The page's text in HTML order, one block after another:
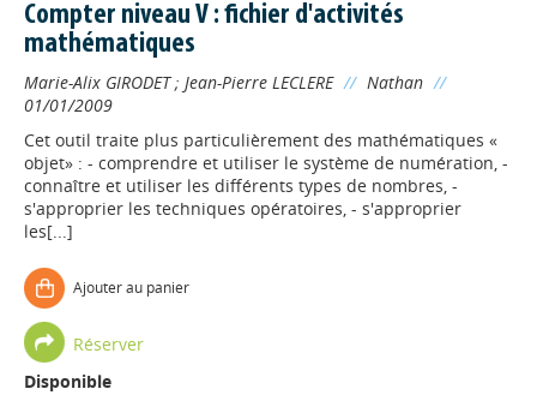
Compter niveau V : fichier d'activités
mathématiques
Marie-Alix GIRODET; Jean-Pierre LECLERE // Nathan //
01/01/2009
Cet outil traite plus particulièrement des mathématiques «
objet» : - comprendre et utiliser le système de numération, -
connaître et utiliser les différents types de nombres, -
s'approprier les techniques opératoires, - s'approprier
les[...]
Ajouter au panier
Réserver
Disponible